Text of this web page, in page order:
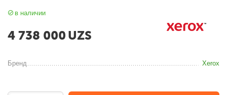
в наличии
4 738 000 UZS
Бренд Xerox